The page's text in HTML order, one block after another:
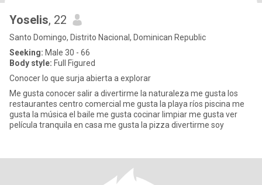
Yoselis, 22
Santo Domingo, Distrito Nacional, Dominican Republic
Seeking: Male 30 - 66
Body style: Full Figured
Conocer lo que surja abierta a explorar
Me gusta conocer salir a divertirme la naturaleza me gusta los
restaurantes centro comercial me gusta la playa ríos piscina me
gusta la música el baile me gusta cocinar limpiar me gusta ver
película tranquila en casa me gusta la pizza divertirme soy